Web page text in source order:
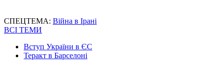
СПЕЦТЕМА: Війна в Ірані
ВСІ ТЕМИ
Вступ України в ЄС
Теракт в Барселоні